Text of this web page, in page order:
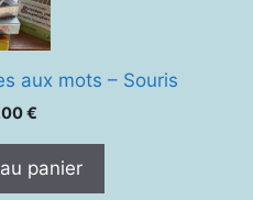
aux mots – Souris
€
panier